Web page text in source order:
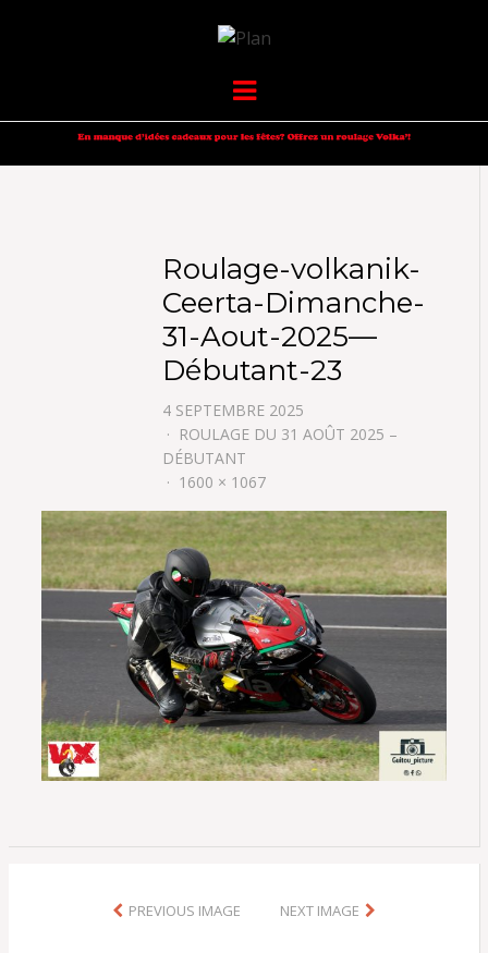
VOLKANIK-
ENDURANCE
Menu
Roulage-volkanik-
Ceerta-Dimanche-
31-Aout-2025—
Débutant-23
4 SEPTEMBRE 2025
ROULAGE DU 31 AOÛT 2025 –
DÉBUTANT
1600 × 1067
PREVIOUS IMAGE NEXT IMAGE